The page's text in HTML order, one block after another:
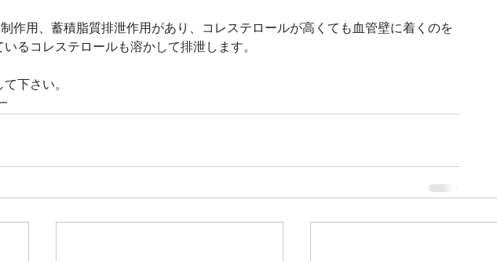
作用、蓄積脂質排泄作用があり、コレステロールが高くても血管壁に着くのを
るコレステロールも溶かして排泄します。
下さい。